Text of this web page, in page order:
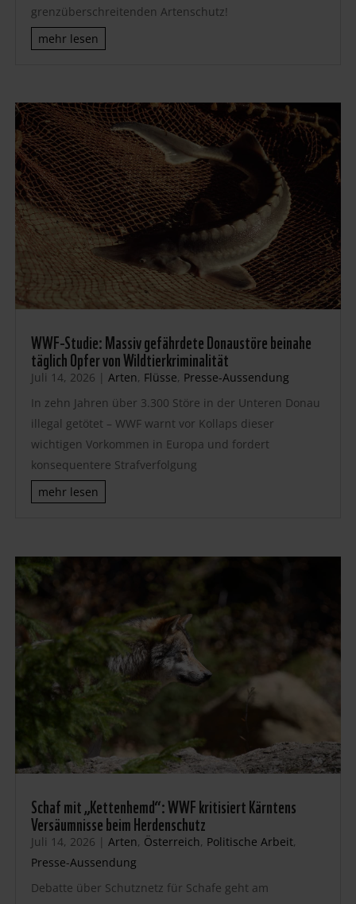
grenzüberschreitenden Artenschutz!
mehr lesen
WWF-Studie: Massiv gefährdete Donaustöre beinahe
täglich Opfer von Wildtierkriminalität
Juli 14, 2026 | Arten, Flüsse, Presse-Aussendung
In zehn Jahren über 3.300 Störe in der Unteren Donau
illegal getötet – WWF warnt vor Kollaps dieser
wichtigen Vorkommen in Europa und fordert
konsequentere Strafverfolgung
mehr lesen
Schaf mit „Kettenhemd“: WWF kritisiert Kärntens
Versäumnisse beim Herdenschutz
Juli 14, 2026 | Arten, Österreich, Politische Arbeit,
Presse-Aussendung
Debatte über Schutznetz für Schafe geht am